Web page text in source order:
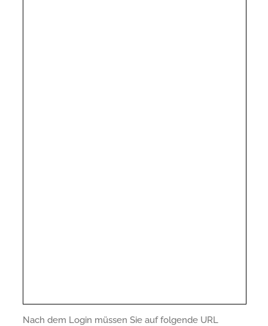
Nach dem Login müssen Sie auf folgende URL